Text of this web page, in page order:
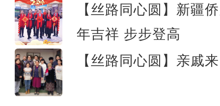
【丝路同心圆】新疆
年吉祥 步步登高
【丝路同心圆】亲戚